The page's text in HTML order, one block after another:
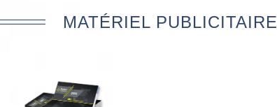
MATÉRIEL PUBLICITAIRE